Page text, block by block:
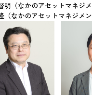
明（なかのアセットマネジ
（なかのアセットマネジメ